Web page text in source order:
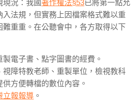
現況：我國著作權法§53已將第一點允
法規，但實務上因檔案格式難以重
重重。在公聽會中，各方取得以下
電子書、點字圖書的經費。
視障特教老師、重製單位，檢視教科
方便轉檔的數位內容。
立報報導 。